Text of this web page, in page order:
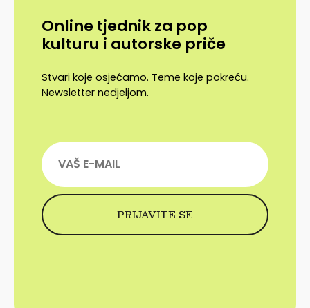
Online tjednik za pop
kulturu i autorske priče
Stvari koje osjećamo. Teme koje pokreću.
Newsletter nedjeljom.